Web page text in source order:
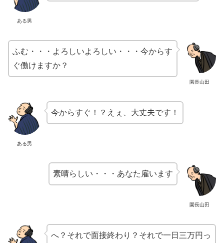
ある男
園長山田
ふむ・・・よろしいよろしい・・・今からす
ぐ働けますか？
ある男
今からすぐ！？えぇ、大丈夫です！
園長山田
素晴らしい・・・あなた雇います
へ？それで面接終わり？それで一日三万円っ